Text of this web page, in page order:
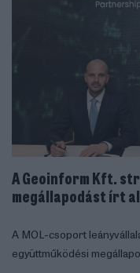
A Geoinform Kft.
megállapodást írt
A MOL-csoport
együttműködési